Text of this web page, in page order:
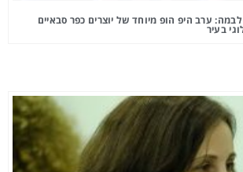
ערב היפ הופ מיוחד של יוצרים כפר סבאיים
בעיר